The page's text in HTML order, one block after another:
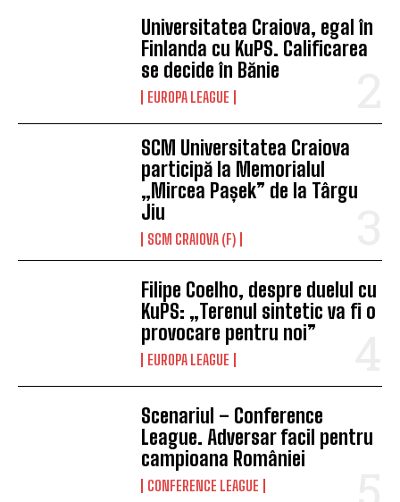
Universitatea Craiova, egal în
Finlanda cu KuPS. Calificarea
se decide în Bănie
EUROPA LEAGUE
SCM Universitatea Craiova
participă la Memorialul
„Mircea Pașek” de la Târgu
Jiu
SCM CRAIOVA (F)
Filipe Coelho, despre duelul cu
KuPS: „Terenul sintetic va fi o
provocare pentru noi”
EUROPA LEAGUE
Scenariul – Conference
League. Adversar facil pentru
campioana României
CONFERENCE LEAGUE